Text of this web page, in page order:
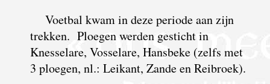
Voetbal kwam in deze periode aan zijn
trekken. Ploegen werden gesticht in
Knesselare, Vosselare, Hansbeke (zelfs met
3 ploegen, nl.: Leikant, Zande en Reibroek).